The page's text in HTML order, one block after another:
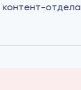
отдела